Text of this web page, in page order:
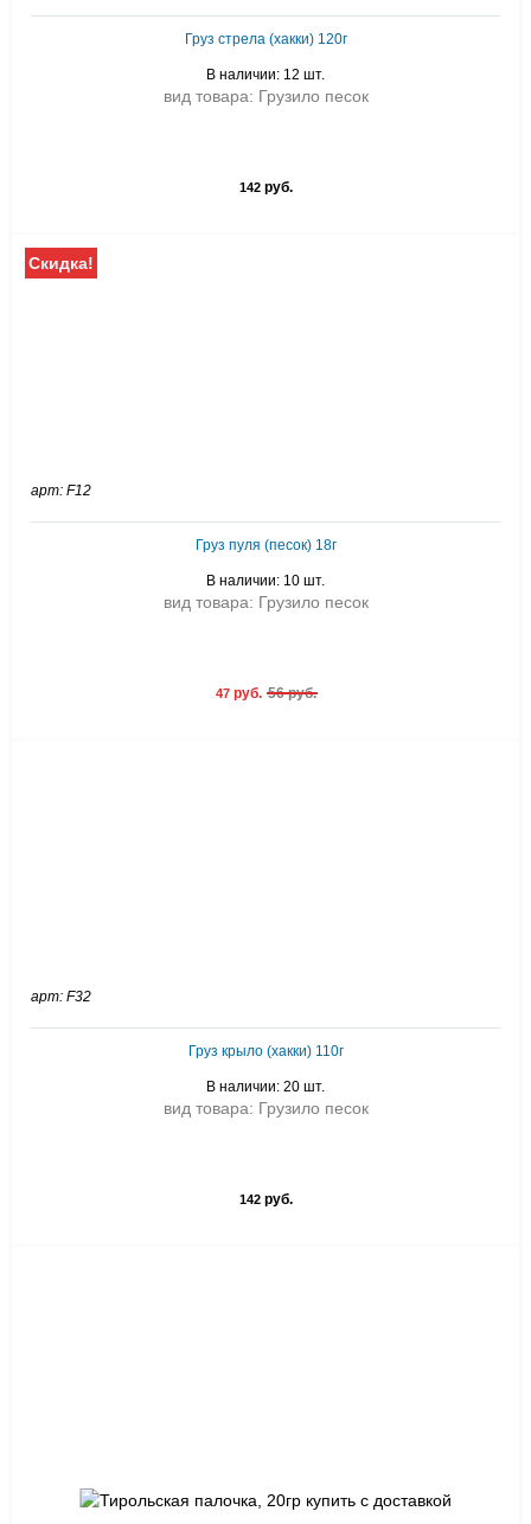
Груз стрела (хакки) 120г
В наличии: 12 шт.
вид товара: Грузило песок
142руб.
Скидка!
арт: F12
Груз пуля (песок) 18г
В наличии: 10 шт.
вид товара: Грузило песок
47руб. 56 руб.
арт: F32
Груз крыло (хакки) 110г
В наличии: 20 шт.
вид товара: Грузило песок
142руб.